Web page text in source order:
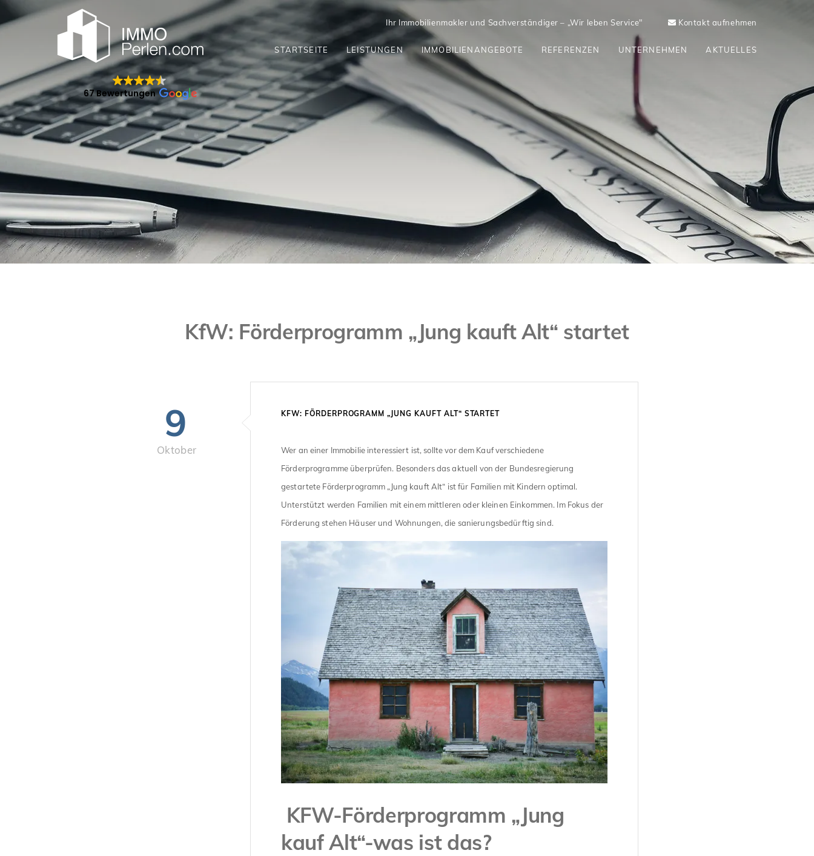
67 Bewertungen
Ihr Immobilienmakler und Sachverständiger – „Wir leben Service" Kontakt aufnehmen
STARTSEITE LEISTUNGEN IMMOBILIENANGEBOTE REFERENZEN UNTERNEHMEN AKTUELLES
KfW: Förderprogramm „Jung kauft Alt“ startet
9
Oktober
KFW: FÖRDERPROGRAMM „JUNG KAUFT ALT“ STARTET
Wer an einer Immobilie interessiert ist, sollte vor dem Kauf verschiedene
Förderprogramme überprüfen. Besonders das aktuell von der Bundesregierung
gestartete Förderprogramm „Jung kauft Alt“ ist für Familien mit Kindern optimal.
Unterstützt werden Familien mit einem mittleren oder kleinen Einkommen. Im Fokus der
Förderung stehen Häuser und Wohnungen, die sanierungsbedürftig sind.
KFW-Förderprogramm „Jung
kauf Alt“-was ist das?